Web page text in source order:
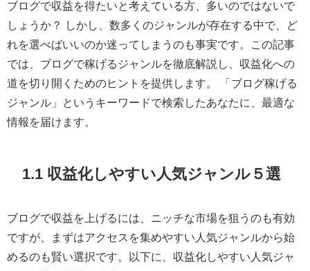
ブログで収益を得たいと考えている方、多いのではないで
しょうか？ しかし、数多くのジャンルが存在する中で、ど
れを選べばいいのか迷ってしまうのも事実です。この記事
では、ブログで稼げるジャンルを徹底解説し、収益化への
道を切り開くためのヒントを提供します。 「ブログ稼げる
ジャンル」というキーワードで検索したあなたに、最適な
情報を届けます。
1.1 収益化しやすい人気ジャンル５選
ブログで収益を上げるには、ニッチな市場を狙うのも有効
ですが、まずはアクセスを集めやすい人気ジャンルから始
めるのも賢い選択です。以下に、収益化しやすい人気ジャ